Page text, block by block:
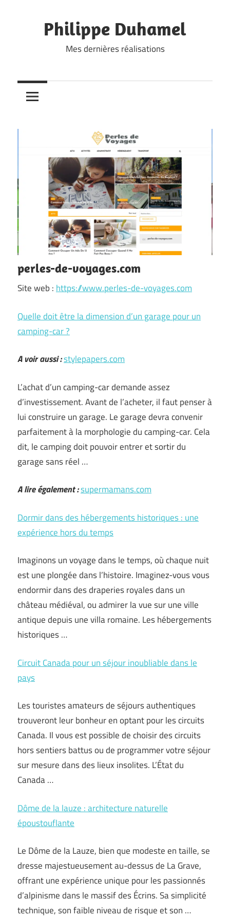
contentPhilippe Duhamel
Mes dernières réalisations
perles-de-voyages.com
Site web : https://www.perles-de-voyages.com
Quelle doit être la dimension d’un garage pour un
camping-car ?
A voir aussi :stylepapers.com
L’achat d’un camping-car demande assez
d’investissement. Avant de l’acheter, il faut penser à
lui construire un garage. Le garage devra convenir
parfaitement à la morphologie du camping-car. Cela
dit, le camping doit pouvoir entrer et sortir du
garage sans réel …
A lire également :supermamans.com
Dormir dans des hébergements historiques : une
expérience hors du temps
Imaginons un voyage dans le temps, où chaque nuit
est une plongée dans l’histoire. Imaginez-vous vous
endormir dans des draperies royales dans un
château médiéval, ou admirer la vue sur une ville
antique depuis une villa romaine. Les hébergements
historiques …
Circuit Canada pour un séjour inoubliable dans le
pays
Les touristes amateurs de séjours authentiques
trouveront leur bonheur en optant pour les circuits
Canada. Il vous est possible de choisir des circuits
hors sentiers battus ou de programmer votre séjour
sur mesure dans des lieux insolites. L’État du
Canada…
Dôme de la lauze : architecture naturelle
époustouflante
Le Dôme de la Lauze, bien que modeste en taille, se
dresse majestueusement au-dessus de La Grave,
offrant une expérience unique pour les passionnés
d’alpinisme dans le massif des Écrins. Sa simplicité
technique, son faible niveau de risque et son …